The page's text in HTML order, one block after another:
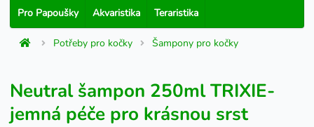
Pro Papoušky Akvaristika Teraristika
Potřeby pro kočky Šampony pro kočky
Neutral šampon 250ml TRIXIE-
jemná péče pro krásnou srst